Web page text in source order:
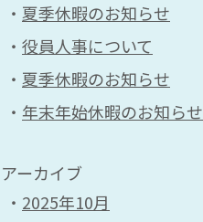
夏季休暇のお知らせ
役員人事について
夏季休暇のお知らせ
年末年始休暇のお知らせ
アーカイブ
2025年10月